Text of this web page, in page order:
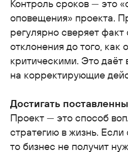
Контроль сроков — это
оповещения» проекта.
регулярно сверяет
отклонения до того, как
критическими. Это даёт
на корректирующие
Достигать
Проект — это способ
стратегию в жизнь. Если
то бизнес не получит